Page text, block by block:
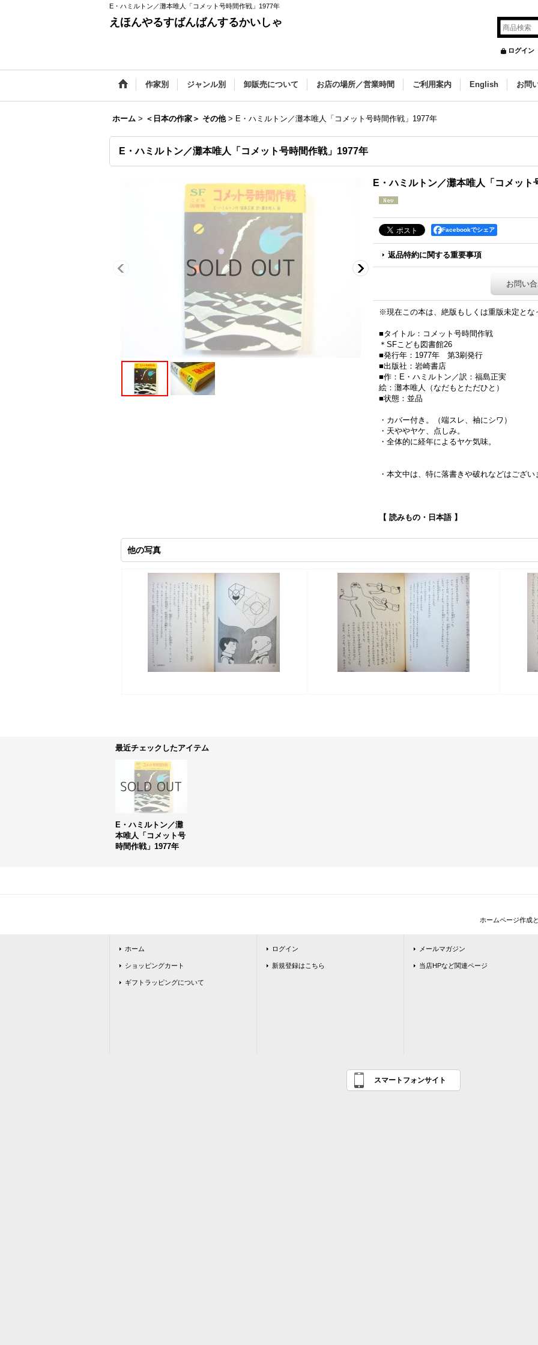
E・ハミルトン／灘本唯人「コメット号時間作戦」1977年
えほんやるすばんばんするかいしゃ
ログイン
作家別 ジャンル別 卸販売について お店の場所／営業時間 ご利用案内 English お問
ホーム > ＜日本の作家＞ その他 > E・ハミルトン／灘本唯人「コメット号時間作戦」1977年
E・ハミルトン／灘本唯人「コメット号時間作戦」1977年
E・ハミルトン／灘本唯人「コメット
Facebookでシェア
返品特約に関する重要事項
お問い
※現在この本は、絶版もしくは重版未定とな
■タイトル：コメット号時間作戦
＊SFこども図書館26
■発行年：1977年 第3刷発行
■出版社：岩崎書店
■作：E・ハミルトン／訳：福島正実
絵：灘本唯人（なだもとただひと）
■状態：並品
・カバー付き。（端スレ、袖にシワ）
・天ややヤケ、点しみ。
・全体的に経年によるヤケ気味。
・本文中は、特に落書きや破れなどはござい
【 読みもの・日本語 】
他の写真
最近チェックしたアイテム
E・ハミルトン／灘
本唯人「コメット号
時間作戦」1977年
ホームページ作成
ホーム
ショッピングカート
ギフトラッピングについて
ログイン
新規登録はこちら
メールマガジン
当店HPなど関連ページ
スマートフォンサイト